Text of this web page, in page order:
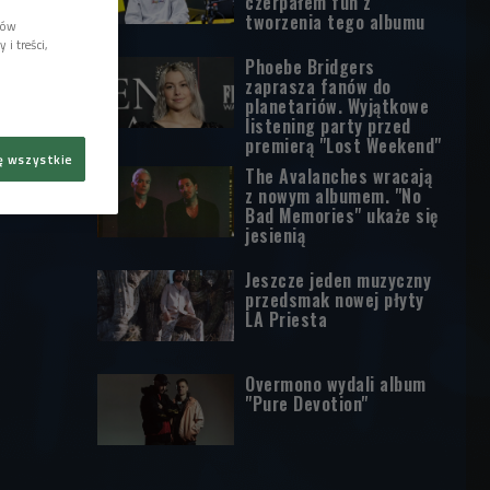
tworzenia tego albumu
Phoebe Bridgers
zaprasza fanów do
planetariów. Wyjątkowe
listening party przed
premierą "Lost Weekend"
The Avalanches wracają
z nowym albumem. "No
Bad Memories" ukaże się
jesienią
Jeszcze jeden muzyczny
przedsmak nowej płyty
LA Priesta
Overmono wydali album
"Pure Devotion"
i treści,
wszystkie